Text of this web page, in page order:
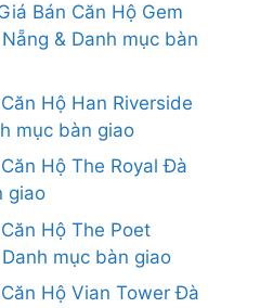
Bán Căn Hộ Gem
& Danh mục bàn
Hộ Han Riverside
mục bàn giao
Hộ The Royal Đà
giao
Hộ The Poet
mục bàn giao
Hộ Vian Tower Đà